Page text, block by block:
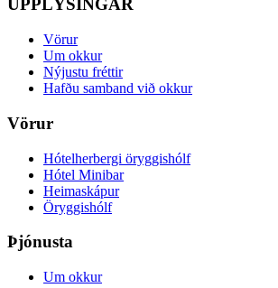
UPPLÝSINGAR
Vörur
Um okkur
Nýjustu fréttir
Hafðu samband við okkur
Vörur
Hótelherbergi öryggishólf
Hótel Minibar
Heimaskápur
Öryggishólf
Þjónusta
Um okkur